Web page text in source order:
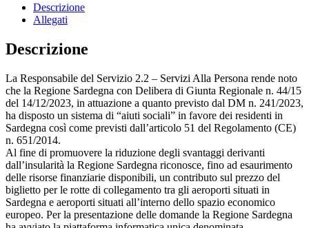
Descrizione
Allegati
Descrizione
La Responsabile del Servizio 2.2 – Servizi Alla Persona rende noto
che la Regione Sardegna con Delibera di Giunta Regionale n. 44/15
del 14/12/2023, in attuazione a quanto previsto dal DM n. 241/2023,
ha disposto un sistema di “aiuti sociali” in favore dei residenti in
Sardegna così come previsti dall’articolo 51 del Regolamento (CE)
n. 651/2014.
Al fine di promuovere la riduzione degli svantaggi derivanti
dall’insularità la Regione Sardegna riconosce, fino ad esaurimento
delle risorse finanziarie disponibili, un contributo sul prezzo del
biglietto per le rotte di collegamento tra gli aeroporti situati in
Sardegna e aeroporti situati all’interno dello spazio economico
europeo. Per la presentazione delle domande la Regione Sardegna